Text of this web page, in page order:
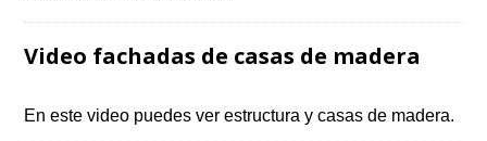
Video fachadas de casas de madera
En este video puedes ver estructura y casas de madera.